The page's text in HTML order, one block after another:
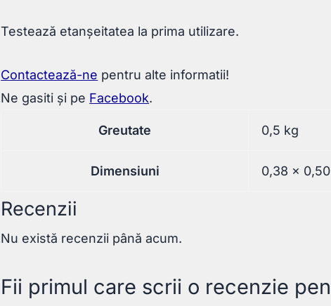
Testează etanșeitatea la prima utilizare.
Contactează-ne pentru alte informatii!
Ne gasiti și pe Facebook.
Greutate 0,5 kg
Dimensiuni 0,38 ×
Recenzii
Nu există recenzii până acum.
Fii primul care scrii o recenzie